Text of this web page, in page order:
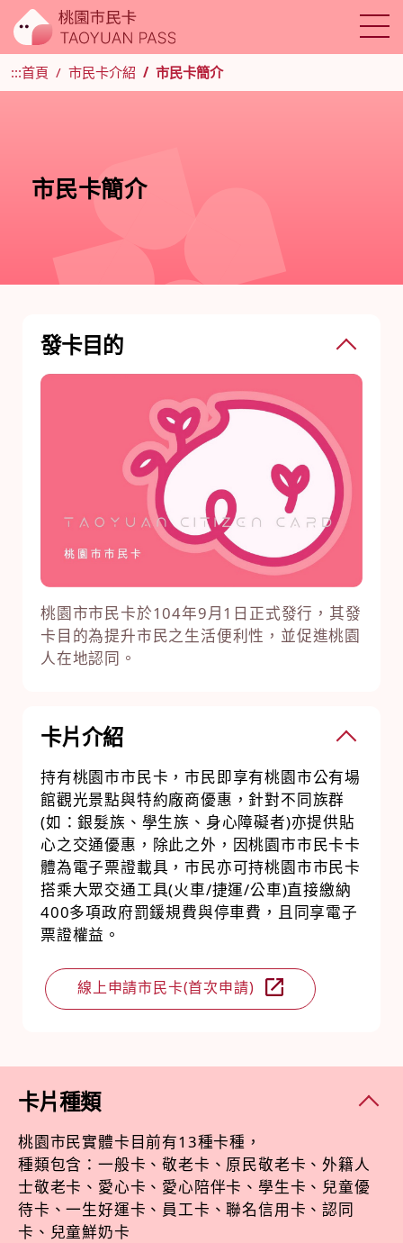
:::首頁 市民卡介紹 市民卡簡介
市民卡簡介
發卡目的
桃園市市民卡於104年9月1日正式發行，其發
卡目的為提升市民之生活便利性，並促進桃園
人在地認同。
卡片介紹
持有桃園市市民卡，市民即享有桃園市公有場
館觀光景點與特約廠商優惠，針對不同族群
(如：銀髮族、學生族、身心障礙者)亦提供貼
心之交通優惠，除此之外，因桃園市市民卡卡
體為電子票證載具，市民亦可持桃園市市民卡
搭乘大眾交通工具(火車/捷運/公車)直接繳納
400多項政府罰鍰規費與停車費，且同享電子
票證權益。
線上申請市民卡(首次申請)
卡片種類
桃園市民實體卡目前有13種卡種，
種類包含：一般卡、敬老卡、原民敬老卡、外籍人
士敬老卡、愛心卡、愛心陪伴卡、學生卡、兒童優
待卡、一生好運卡、員工卡、聯名信用卡、認同
卡、兒童鮮奶卡